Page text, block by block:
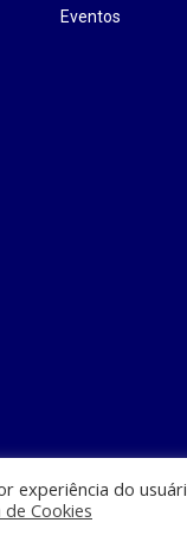
Eventos
experiência do
de Cookies